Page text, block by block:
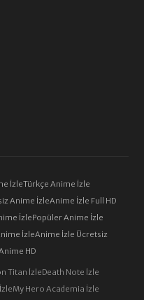
İzleTürkçe Anime İzle
Anime İzleAnime İzle Full HD
İzlePopüler Anime İzle
İzleAnime İzle Ücretsiz
HD
Titan İzleDeath Note İzle
My Hero Academia İzle